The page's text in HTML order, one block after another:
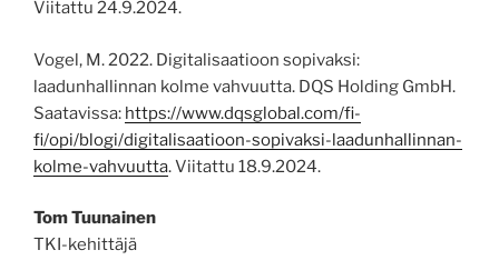
Viitattu 24.9.2024.
Vogel, M. 2022. Digitalisaatioon sopivaksi:
laadunhallinnan kolme vahvuutta. DQS Holding GmbH.
Saatavissa: https://www.dqsglobal.com/fi-
fi/opi/blogi/digitalisaatioon-sopivaksi-laadunhallinnan-
kolme-vahvuutta. Viitattu 18.9.2024.
Tom Tuunainen
TKI-kehittäjä